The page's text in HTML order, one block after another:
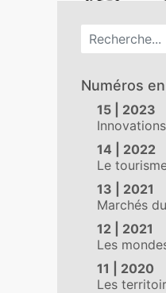
Menu
Numéros
15 | 2023
14 | 2022
Le
13 | 2021
Marchés
12 | 2021
Les
11 | 2020
Les